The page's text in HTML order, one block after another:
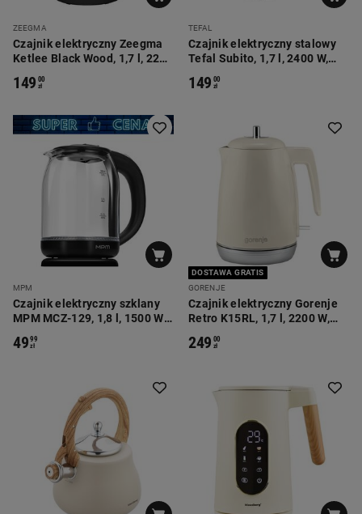
ZEEGMA
Czajnik elektryczny Zeegma
Ketlee Black Wood, 1,7 l, 2200
drewna
149 00
zł
TEFAL
Czajnik elektryczny stalowy
Tefal Subito, 1,7 l, 2400 W,
149 00
zł
MPM
Czajnik elektryczny szklany
MPM MCZ-129, 1,8 l, 1500 W,
4999
zł
DOSTAWA GRATIS
GORENJE
Czajnik elektryczny Gorenje
Retro K15RL, 1,7 l, 2200 W,
249 00
zł